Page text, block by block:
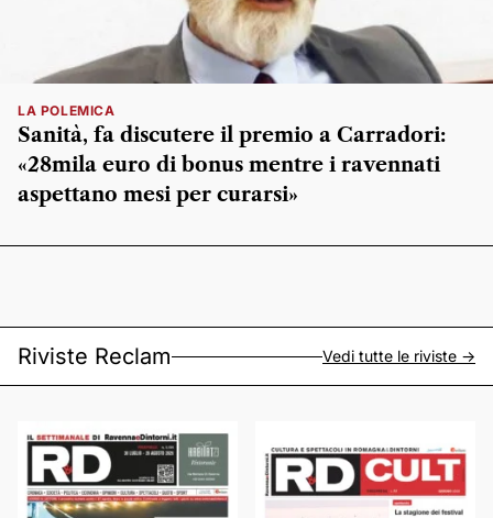
LA POLEMICA
Sanità, fa discutere il premio a Carradori:
«28mila euro di bonus mentre i ravennati
aspettano mesi per curarsi»
Riviste Reclam Vedi tutte le riviste ->